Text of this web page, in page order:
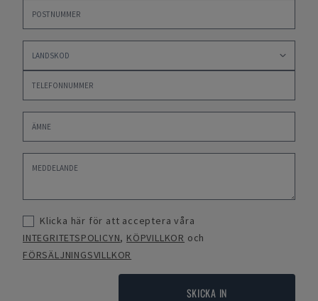
Klicka här för att acceptera våra
INTEGRITETSPOLICYN, KÖPVILLKOR och
FÖRSÄLJNINGSVILLKOR
SKICKA IN